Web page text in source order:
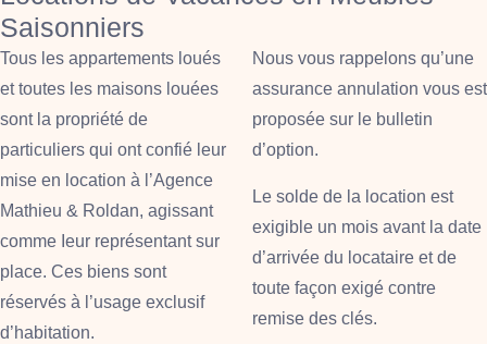
Saisonniers
Tous les appartements loués
et toutes les maisons louées
sont la propriété de
particuliers qui ont confié leur
mise en location à l’Agence
Mathieu & Roldan, agissant
comme Ieur représentant sur
place. Ces biens sont
réservés à l’usage exclusif
d’habitation.
Nous vous rappelons qu’une
assurance annulation vous est
proposée sur le bulletin
d’option.
Le solde de la location est
exigible un mois avant la date
d’arrivée du locataire et de
toute façon exigé contre
remise des clés.